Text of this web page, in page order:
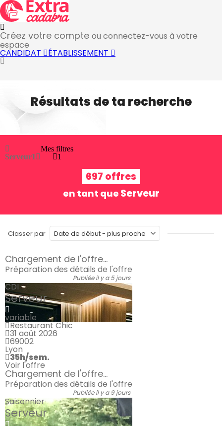
Créez votre compte ou connectez-vous à votre
espace
CANDIDAT ÉTABLISSEMENT
Résultats de ta recherche
Serveur1
Mes filtres
1
697 offres
en tant que Serveur
Classer par
Chargement de l'offre...
Préparation des détails de l'offre
Publiée il y a 5 jours
CDI
Serveur
variable
Restaurant Chic
31 août 2026
69002
Lyon
35h/sem.
Voir l'offre
Chargement de l'offre...
Préparation des détails de l'offre
Publiée il y a 9 jours
Saisonnier
Serveur